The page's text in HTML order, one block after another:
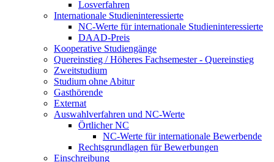
Losverfahren
Internationale Studieninteressierte
NC-Werte für internationale Studieninteressierte
DAAD-Preis
Kooperative Studiengänge
Quereinstieg / Höheres Fachsemester - Quereinstieg
Zweitstudium
Studium ohne Abitur
Gasthörende
Externat
Auswahlverfahren und NC-Werte
Örtlicher NC
NC-Werte für internationale Bewerbende
Rechtsgrundlagen für Bewerbungen
Einschreibung